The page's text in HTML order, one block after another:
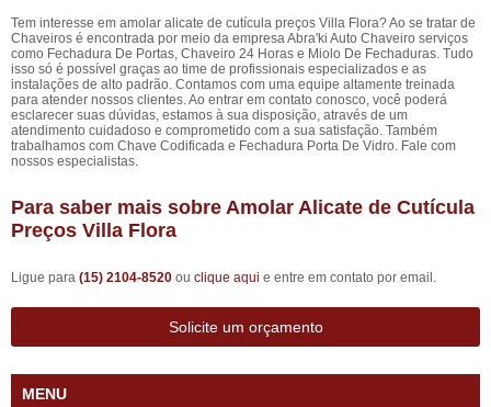
Tem interesse em amolar alicate de cutícula preços Villa Flora? Ao se tratar de
Chaveiros é encontrada por meio da empresa Abra'ki Auto Chaveiro serviços
como Fechadura De Portas, Chaveiro 24 Horas e Miolo De Fechaduras. Tudo
isso só é possível graças ao time de profissionais especializados e as
instalações de alto padrão. Contamos com uma equipe altamente treinada
para atender nossos clientes. Ao entrar em contato conosco, você poderá
esclarecer suas dúvidas, estamos à sua disposição, através de um
atendimento cuidadoso e comprometido com a sua satisfação. Também
trabalhamos com Chave Codificada e Fechadura Porta De Vidro. Fale com
nossos especialistas.
Para saber mais sobre Amolar Alicate de Cutícula
Preços Villa Flora
Ligue para (15) 2104-8520 ou clique aqui e entre em contato por email.
Solicite um orçamento
MENU